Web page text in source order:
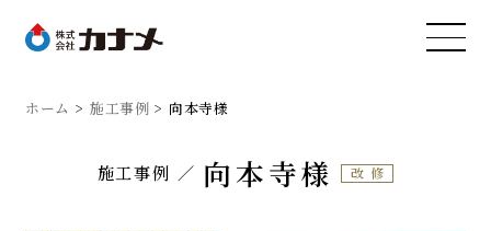
ホーム 施工事例 向本寺様
施工事例 向本寺様 改修